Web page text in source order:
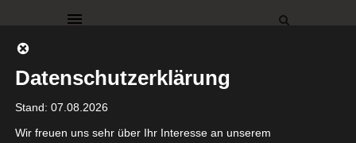
Datenschutzerklärung
Stand: 07.08.2026
Wir freuen uns sehr über Ihr Interesse an unserem